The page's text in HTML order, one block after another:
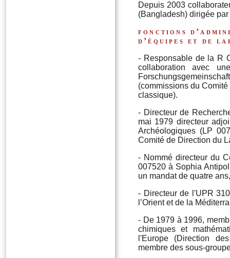
Depuis 2003
(Bangladesh) dirigée
fonctions
d’équipes et de
- Responsable de la R
collaboration avec
(commissions du
classique).
- Directeur de
mai 1979 directeur
Archéologiques (LP
Comité de Direction du
- Nommé directeur du
007520 à Sophia
un mandat de quatre
- Directeur de l'UPR
l’Orient et de la
- De 1979 à 1996,
chimiques et
l'Europe (Direction
membre des sous-